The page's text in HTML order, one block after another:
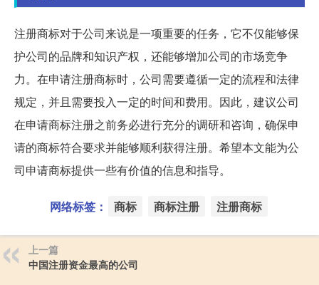
注册商标对于公司来说是一项重要的任务，它不仅能够保
护公司的品牌和知识产权，还能够增加公司的市场竞争
力。在申请注册商标时，公司需要遵循一定的流程和法律
规定，并且需要投入一定的时间和费用。因此，建议公司
在申请商标注册之前务必进行充分的调研和咨询，确保申
请的商标符合要求并能够顺利获得注册。希望本文能为公
司申请商标提供一些有价值的信息和指导。
网络标签： 商标 商标注册 注册商标
上一篇
中国注册资金最高的公司